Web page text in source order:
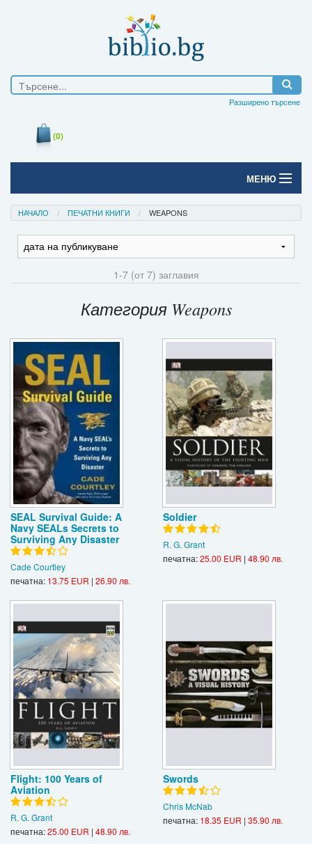
Разширено търсене
(0)
МЕНЮ
Начало
Печатни книги
Подаръци
Ваучери
Промоции
Контакти
Вход
Регистрация
НАЧАЛО ПЕЧАТНИ КНИГИ WEAPONS
1-7 (от 7) заглавия
Категория Weapons
SEAL Survival Guide: A
Navy SEALs Secrets to
Surviving Any Disaster
Cade Courtley
печатна: 13.75 EUR | 26.90 лв.
Soldier
R. G. Grant
печатна:25.00 EUR | 48.90 лв.
Flight: 100 Years of
Aviation
R. G. Grant
печатна:25.00 EUR | 48.90 лв.
Swords
Chris McNab
печатна: 18.35 EUR | 35.90 лв.